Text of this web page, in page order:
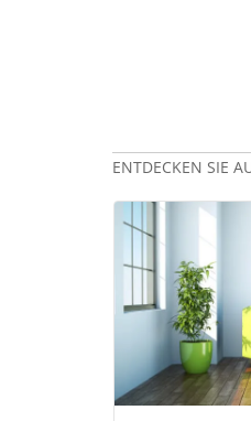
ENTDECKEN SIE